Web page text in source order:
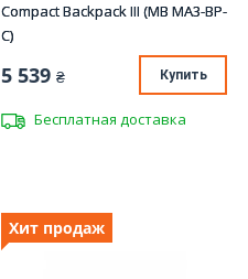
Compact Backpack III (MB MA3-BP-
C)
5 539 ₴ Купить
Бесплатная доставка
Хит продаж